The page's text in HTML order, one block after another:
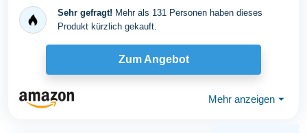
Sehr gefragt! Mehr als 131 Personen haben dieses
Produkt kürzlich gekauft.
Zum Angebot
Mehr anzeigen ⏷